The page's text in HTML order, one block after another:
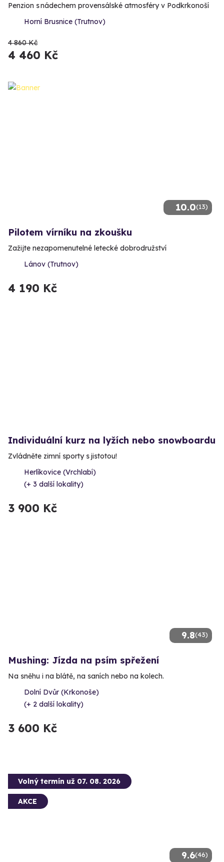
Penzion s nádechem provensálské atmosféry v Podkrkonoší
Horní Brusnice (Trutnov)
4 860 Kč
4 460 Kč
10.0(13)
Pilotem vírníku na zkoušku
Zažijte nezapomenutelné letecké dobrodružství
Lánov (Trutnov)
4 190 Kč
Individuální kurz na lyžích nebo snowboardu
Zvládněte zimní sporty s jistotou!
Herlíkovice (Vrchlabí)
(+ 3 další lokality)
3 900 Kč
9.8(43)
Mushing: Jízda na psím spřežení
Na sněhu i na blátě, na saních nebo na kolech.
Dolní Dvůr (Krkonoše)
(+ 2 další lokality)
3 600 Kč
9.6(46)
Volný termín už 07. 08. 2026
AKCE